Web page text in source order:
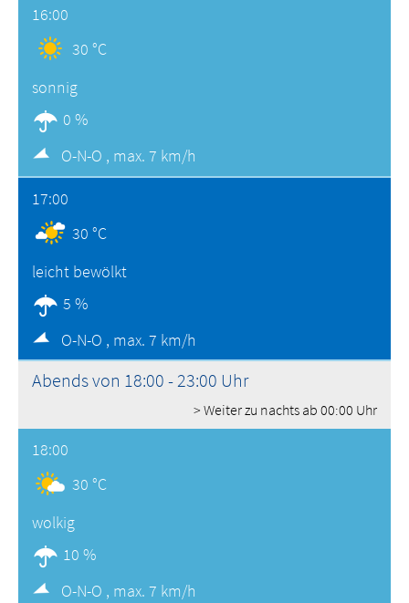
16:00
30 °C
sonnig
0 %
O-N-O , max. 7 km/h
17:00
30 °C
leicht bewölkt
5 %
O-N-O , max. 7 km/h
Abends von 18:00 - 23:00 Uhr
> Weiter zu nachts ab 00:00 Uhr
18:00
30 °C
wolkig
10 %
O-N-O , max. 7 km/h